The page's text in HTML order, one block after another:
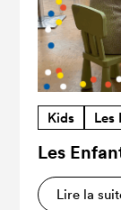
Kids Les
Les
Lire la